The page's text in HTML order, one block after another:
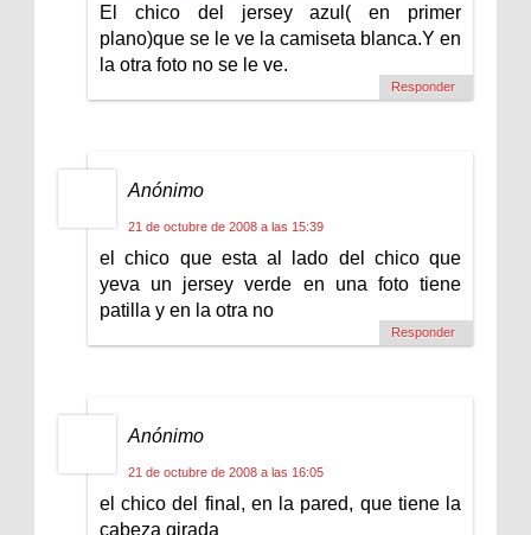
El chico del jersey azul( en primer
plano)que se le ve la camiseta blanca.Y en
la otra foto no se le ve.
Responder
Anónimo
21 de octubre de 2008 a las 15:39
el chico que esta al lado del chico que
yeva un jersey verde en una foto tiene
patilla y en la otra no
Responder
Anónimo
21 de octubre de 2008 a las 16:05
el chico del final, en la pared, que tiene la
cabeza girada